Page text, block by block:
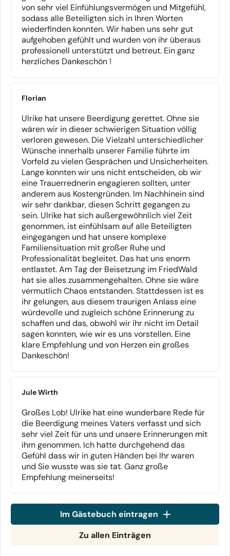
Ich freue mich auf Euch und Eure Geschichten!
von sehr viel Einfühlungsvermögen und Mitgefühl,
sodass alle Beteiligten sich in Ihren Worten
wiederfinden konnten. Wir haben uns sehr gut
aufgehoben gefühlt und wurden von ihr überaus
professionell unterstützt und betreut. Ein ganz
herzliches Dankeschön !
Florian
Ulrike hat unsere Beerdigung gerettet. Ohne sie
wären wir in dieser schwierigen Situation völlig
verloren gewesen. Die Vielzahl unterschiedlicher
Wünsche innerhalb unserer Familie führte im
Vorfeld zu vielen Gesprächen und Unsicherheiten.
Lange konnten wir uns nicht entscheiden, ob wir
eine Trauerrednerin engagieren sollten, unter
anderem aus Kostengründen. Im Nachhinein sind
wir sehr dankbar, diesen Schritt gegangen zu
sein. Ulrike hat sich außergewöhnlich viel Zeit
genommen, ist einfühlsam auf alle Beteiligten
eingegangen und hat unsere komplexe
Familiensituation mit großer Ruhe und
Professionalität begleitet. Das hat uns enorm
entlastet. Am Tag der Beisetzung im FriedWald
hat sie alles zusammengehalten. Ohne sie wäre
vermutlich Chaos entstanden. Stattdessen ist es
ihr gelungen, aus diesem traurigen Anlass eine
würdevolle und zugleich schöne Erinnerung zu
schaffen und das, obwohl wir ihr nicht im Detail
sagen konnten, wie wir es uns vorstellen. Eine
klare Empfehlung und von Herzen ein großes
Dankeschön!
Jule Wirth
Großes Lob! Ulrike hat eine wunderbare Rede für
die Beerdigung meines Vaters verfasst und sich
sehr viel Zeit für uns und unsere Erinnerungen mit
ihm genommen. Ich hatte durchgehend das
Gefühl dass wir in guten Händen bei Ihr waren
und Sie wusste was sie tat. Ganz große
Empfehlung meinerseits!
Im Gästebuch eintragen
Zu allen Einträgen